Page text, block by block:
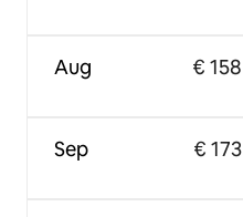
Aug
Sep
€ 158
€ 173